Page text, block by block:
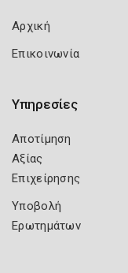
Αρχική
Επικοινωνία
Υπηρεσίες
Αποτίμηση
Αξίας
Επιχείρησης
Υποβολή
Ερωτημάτων